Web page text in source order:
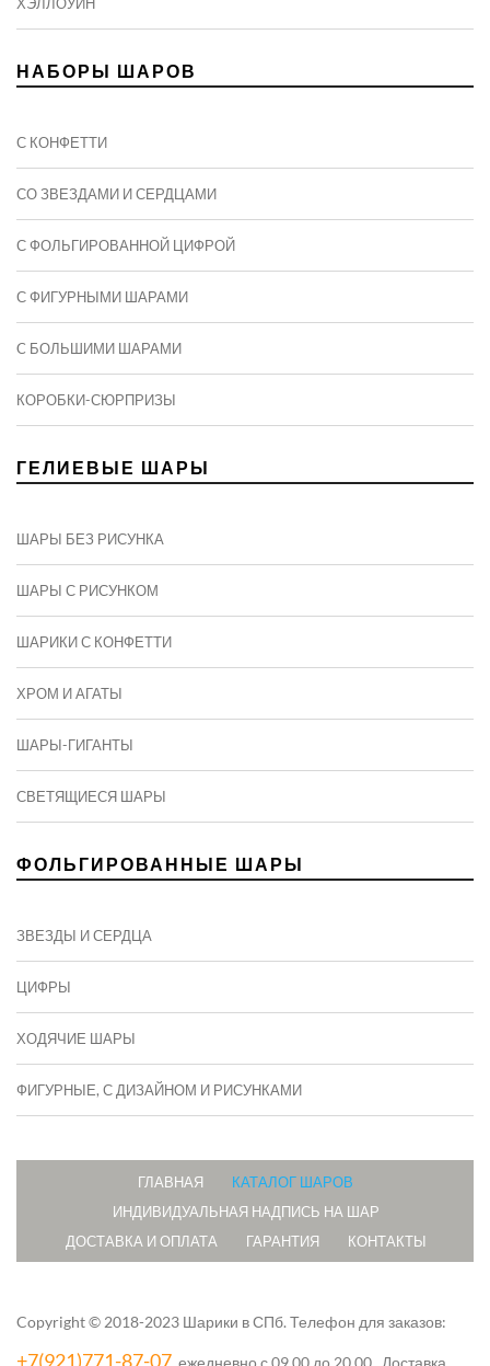
НАБОРЫ ШАРОВ
С КОНФЕТТИ
СО ЗВЕЗДАМИ И СЕРДЦАМИ
С ФОЛЬГИРОВАННОЙ ЦИФРОЙ
С ФИГУРНЫМИ ШАРАМИ
C БОЛЬШИМИ ШАРАМИ
КОРОБКИ-СЮРПРИЗЫ
ГЕЛИЕВЫЕ ШАРЫ
ШАРЫ БЕЗ РИСУНКА
ШАРЫ С РИСУНКОМ
ШАРИКИ С КОНФЕТТИ
ХРОМ И АГАТЫ
ШАРЫ-ГИГАНТЫ
СВЕТЯЩИЕСЯ ШАРЫ
ФОЛЬГИРОВАННЫЕ ШАРЫ
ЗВЕЗДЫ И СЕРДЦА
ЦИФРЫ
ХОДЯЧИЕ ШАРЫ
ФИГУРНЫЕ, С ДИЗАЙНОМ И РИСУНКАМИ
ГЛАВНАЯ
КАТАЛОГ ШАРОВ
ИНДИВИДУАЛЬНАЯ НАДПИСЬ НА ШАР
ДОСТАВКА И ОПЛАТА
ГАРАНТИЯ КОНТАКТЫ
Copyright © 2018-2023 Шарики в СПб. Телефон для заказов:
+7(921)771-87-07 , ежедневно с 09.00 до 20.00. Доставка